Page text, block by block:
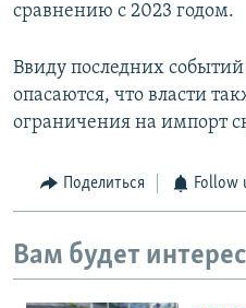
сравнению с 2023 годом.
Ввиду последних событий
опасаются, что власти
ограничения на импорт
Поделиться Follow
Вам будет